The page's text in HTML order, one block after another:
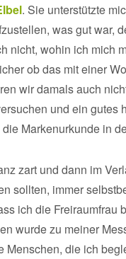
. Sie unterstützte
was gut war,
nicht, wohin ich mich
ob das mit einer
wir damals auch
und ein gutes
Markenurkunde in
zart und dann im
sollten, immer
ich die Freiraumfrau
wurde zu meiner
Menschen, die ich